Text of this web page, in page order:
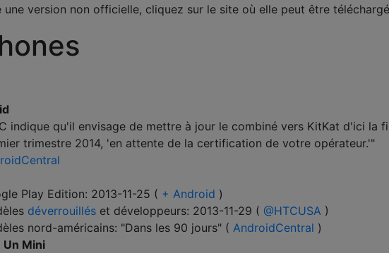
une version non officielle, cliquez sur le site où elle peut être
indique qu'il envisage de mettre à jour le combiné vers KitKat d'ici la
trimestre 2014, 'en attente de la certification de votre opérateur.'"
Play Edition: 2013-11-25 ( + Android )
déverrouillés et développeurs: 2013-11-29 ( @HTCUSA )
nord-américains: "Dans les 90 jours" ( AndroidCentral )
Un Mini